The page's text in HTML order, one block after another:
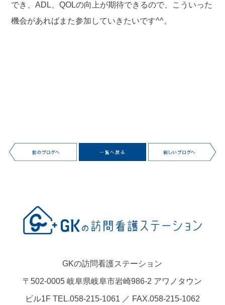
でき、ADL、QOLの向上が期待できるので、こういった
機会があればまた参加していきたいです^^。
GKの訪問看護ステーション
〒502-0005 岐阜県岐阜市岩崎986-2 アワノタウン
ビル1F TEL.058-215-1061 ／ FAX.058-215-1062